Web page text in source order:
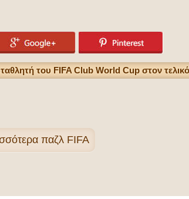
του FIFA Club World Cup στον
παζλ FIFA